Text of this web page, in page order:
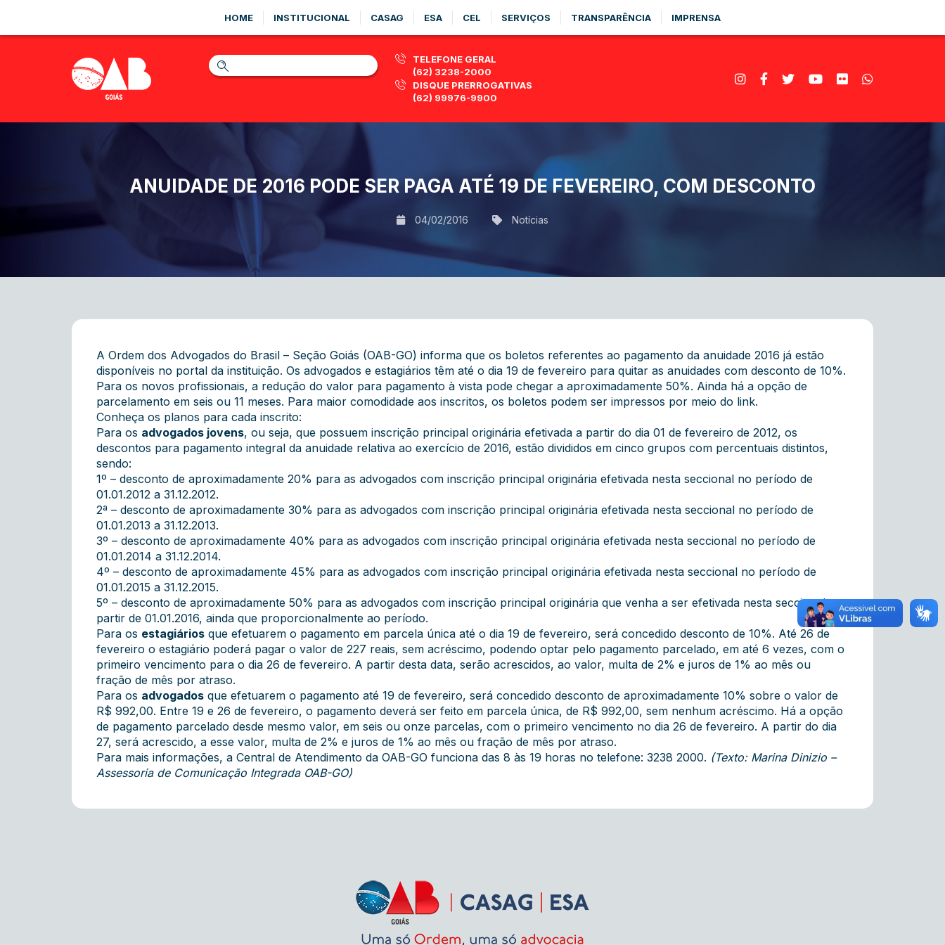
HOME INSTITUCIONAL CASAG ESA CEL SERVIÇOS TRANSPARÊNCIA IMPRENSA
TELEFONE GERAL
(62) 3238-2000
DISQUE PRERROGATIVAS
(62) 99976-9900
ANUIDADE DE 2016 PODE SER PAGA ATÉ 19 DE FEVEREIRO, COM DESCONTO
04/02/2016 Notícias
A Ordem dos Advogados do Brasil – Seção Goiás (OAB-GO) informa que os boletos referentes ao pagamento da anuidade 2016 já estão
disponíveis no portal da instituição. Os advogados e estagiários têm até o dia 19 de fevereiro para quitar as anuidades com desconto de 10%.
Para os novos profissionais, a redução do valor para pagamento à vista pode chegar a aproximadamente 50%. Ainda há a opção de
parcelamento em seis ou 11 meses. Para maior comodidade aos inscritos, os boletos podem ser impressos por meio do link.
Conheça os planos para cada inscrito:
Para os advogados jovens, ou seja, que possuem inscrição principal originária efetivada a partir do dia 01 de fevereiro de 2012, os
descontos para pagamento integral da anuidade relativa ao exercício de 2016, estão divididos em cinco grupos com percentuais distintos,
sendo:
1º – desconto de aproximadamente 20% para as advogados com inscrição principal originária efetivada nesta seccional no período de
01.01.2012 a 31.12.2012.
2ª – desconto de aproximadamente 30% para as advogados com inscrição principal originária efetivada nesta seccional no período de
01.01.2013 a 31.12.2013.
3º – desconto de aproximadamente 40% para as advogados com inscrição principal originária efetivada nesta seccional no período de
01.01.2014 a 31.12.2014.
4º – desconto de aproximadamente 45% para as advogados com inscrição principal originária efetivada nesta seccional no período de
01.01.2015 a 31.12.2015.
5º – desconto de aproximadamente 50% para as advogados com inscrição principal originária que venha a ser efetivada nesta seccional a
partir de 01.01.2016, ainda que proporcionalmente ao período.
Para os estagiários que efetuarem o pagamento em parcela única até o dia 19 de fevereiro, será concedido desconto de 10%. Até 26 de
fevereiro o estagiário poderá pagar o valor de 227 reais, sem acréscimo, podendo optar pelo pagamento parcelado, em até 6 vezes, com o
primeiro vencimento para o dia 26 de fevereiro. A partir desta data, serão acrescidos, ao valor, multa de 2% e juros de 1% ao mês ou
fração de mês por atraso.
Para os advogados que efetuarem o pagamento até 19 de fevereiro, será concedido desconto de aproximadamente 10% sobre o valor de
R$ 992,00. Entre 19 e 26 de fevereiro, o pagamento deverá ser feito em parcela única, de R$ 992,00, sem nenhum acréscimo. Há a opção
de pagamento parcelado desde mesmo valor, em seis ou onze parcelas, com o primeiro vencimento no dia 26 de fevereiro. A partir do dia
27, será acrescido, a esse valor, multa de 2% e juros de 1% ao mês ou fração de mês por atraso.
Para mais informações, a Central de Atendimento da OAB-GO funciona das 8 às 19 horas no telefone: 3238 2000. (Texto: Marina Dinizio –
Assessoria de Comunicação Integrada OAB-GO)